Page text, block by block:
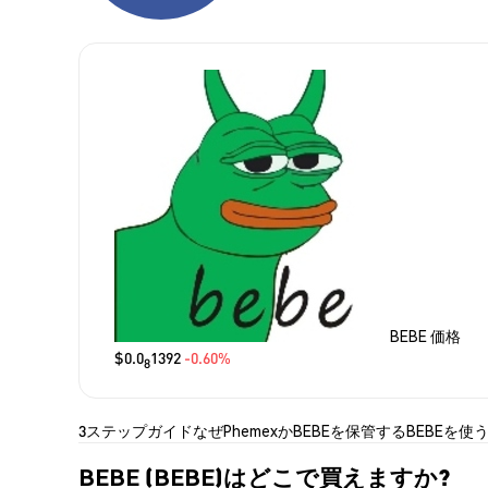
BEBE 価格
$0.081392 -0.60%
3ステップガイドなぜPhemexかBEBEを保管するBEBEを使う
BEBE (BEBE)はどこで買えますか?